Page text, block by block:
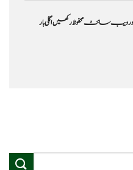
ویب سائٹ محفوظ رکھیں اگلی بار